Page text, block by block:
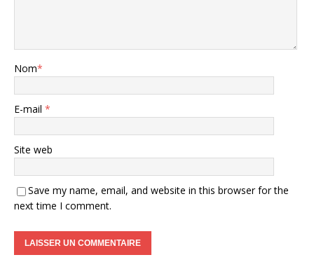
Nom*
E-mail *
Site web
Save my name, email, and website in this browser for the
next time I comment.